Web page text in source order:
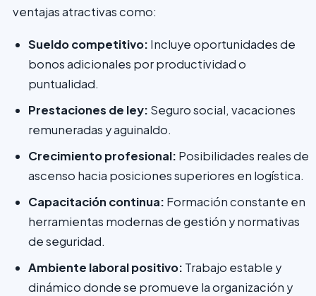
ventajas atractivas como:
Sueldo competitivo: Incluye oportunidades de
bonos adicionales por productividad o
puntualidad.
Prestaciones de ley: Seguro social, vacaciones
remuneradas y aguinaldo.
Crecimiento profesional: Posibilidades reales de
ascenso hacia posiciones superiores en logística.
Capacitación continua: Formación constante en
herramientas modernas de gestión y normativas
de seguridad.
Ambiente laboral positivo: Trabajo estable y
dinámico donde se promueve la organización y